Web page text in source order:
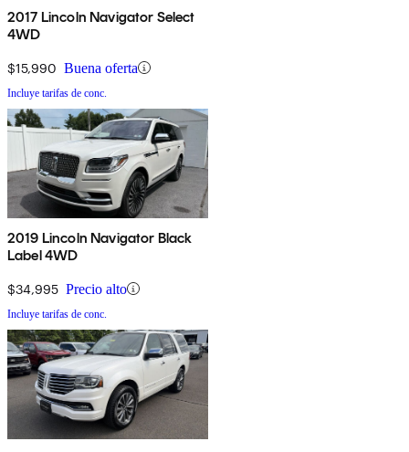
2017 Lincoln Navigator Select
4WD
$15,990 Buena oferta
Incluye tarifas de conc.
2019 Lincoln Navigator Black
Label 4WD
$34,995 Precio alto
Incluye tarifas de conc.